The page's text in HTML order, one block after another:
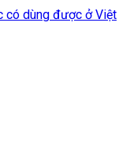
có dùng được ở Việt